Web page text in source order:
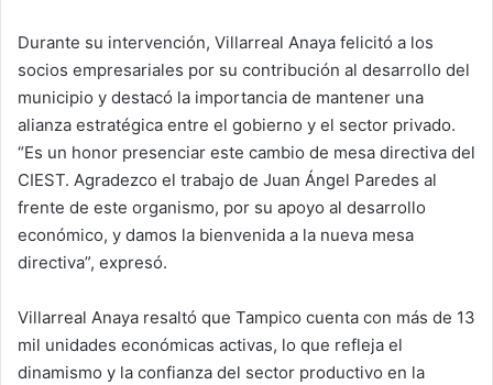
Durante su intervención, Villarreal Anaya felicitó a los
socios empresariales por su contribución al desarrollo del
municipio y destacó la importancia de mantener una
alianza estratégica entre el gobierno y el sector privado.
“Es un honor presenciar este cambio de mesa directiva del
CIEST. Agradezco el trabajo de Juan Ángel Paredes al
frente de este organismo, por su apoyo al desarrollo
económico, y damos la bienvenida a la nueva mesa
directiva”, expresó.
Villarreal Anaya resaltó que Tampico cuenta con más de 13
mil unidades económicas activas, lo que refleja el
dinamismo y la confianza del sector productivo en la